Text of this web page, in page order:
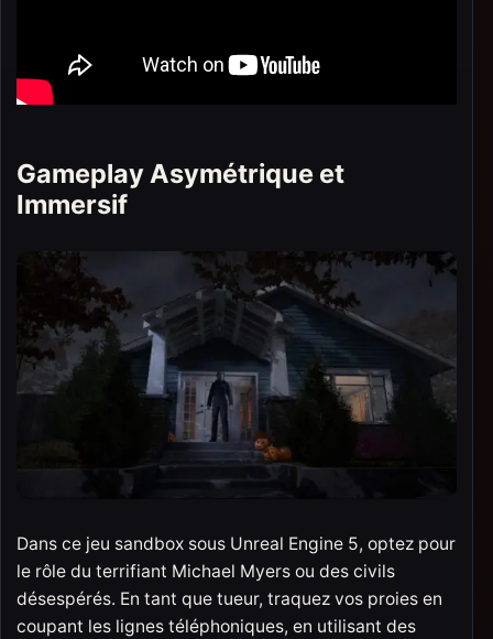
Gameplay Asymétrique et
Immersif
Dans ce jeu sandbox sous Unreal Engine 5, optez pour
le rôle du terrifiant Michael Myers ou des civils
désespérés. En tant que tueur, traquez vos proies en
coupant les lignes téléphoniques, en utilisant des